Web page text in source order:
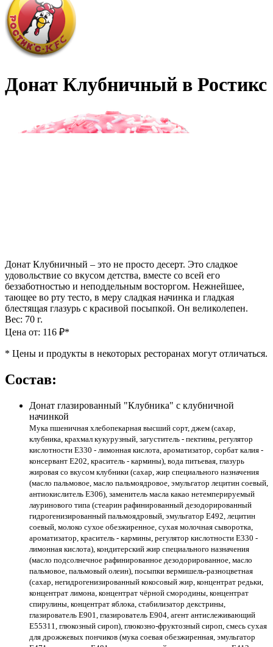
Донат Клубничный в Ростикс
Донат Клубничный – это не просто десерт. Это сладкое
удовольствие со вкусом детства, вместе со всей его
беззаботностью и неподдельным восторгом. Нежнейшее,
тающее во рту тесто, в меру сладкая начинка и гладкая
блестящая глазурь с красивой посыпкой. Он великолепен.
Вес: 70 г.
Цена от: 116 ₽*
* Цены и продукты в некоторых ресторанах могут отличаться.
Состав:
Донат глазированный "Клубника" с клубничной
начинкой
Мука пшеничная хлебопекарная высший сорт, джем (сахар,
клубника, крахмал кукурузный, загуститель - пектины, регулятор
кислотности E330 - лимонная кислота, ароматизатор, сорбат калия -
консервант Е202, краситель - кармины), вода питьевая, глазурь
жировая со вкусом клубники (сахар, жир специального назначения
(масло пальмовое, масло пальмоядровое, эмульгатор лецитин соевый,
антиокислитель Е306), заменитель масла какао нетемперируемый
лауринового типа (стеарин рафинированный дезодорированный
гидрогенизированный пальмоядровый, эмульгатор Е492, лецитин
соевый, молоко сухое обезжиренное, сухая молочная сыворотка,
ароматизатор, краситель - кармины, регулятор кислотности E330 -
лимонная кислота), кондитерский жир специального назначения
(масло подсолнечное рафинированное дезодорированное, масло
пальмовое, пальмовый олеин), посыпки вермишель-разноцветная
(сахар, негидрогенизированный кокосовый жир, концентрат редьки,
концентрат лимона, концентрат чёрной смородины, концентрат
спирулины, концентрат яблока, стабилизатор декстрины,
глазирователь Е901, глазирователь Е904, агент антислеживающий
Е55311, глюкозный сироп), глюкозно-фруктозный сироп, смесь сухая
для дрожжевых пончиков (мука соевая обезжиренная, эмульгатор